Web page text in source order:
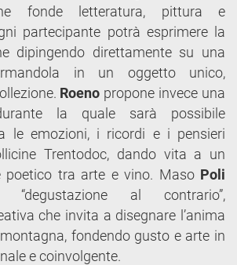
fonde letteratura, pittura e
partecipante potrà esprimere la
dipingendo direttamente su una
in un oggetto unico,
Roeno propone invece una
la quale sarà possibile
le emozioni, i ricordi e i pensieri
Trentodoc, dando vita a un
poetico tra arte e vino. MasoPoli
al contrario”,
che invita a disegnare l’anima
fondendo gusto e arte in
e coinvolgente.